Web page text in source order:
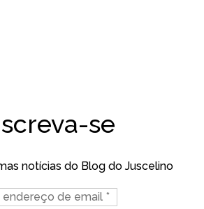
se
notícias do Blog do Juscelino